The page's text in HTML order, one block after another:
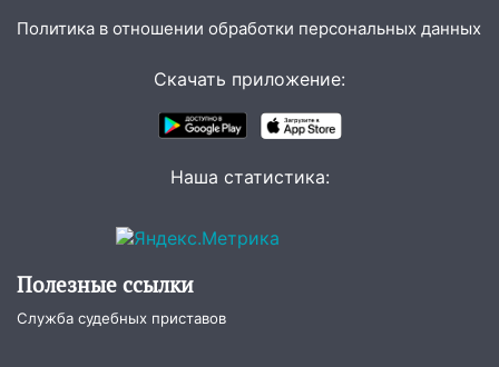
10:00
В Старомайнском районе утонул
В Ульяновске черный коршун
застрял в тепловозе
юному велосипедисту на улице
В Заволжском районе украли два
07:18 В Ульяновск идет
Политика в отношении обработки персональных данных
Скачать приложение:
Наша статистика:
Полезные ссылки
Служба судебных приставов